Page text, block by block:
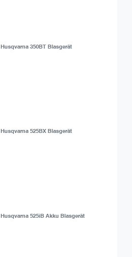
Husqvarna 350BT Blasgerät
Husqvarna 525BX Blasgerät
Husqvarna 525iB Akku Blasgerät